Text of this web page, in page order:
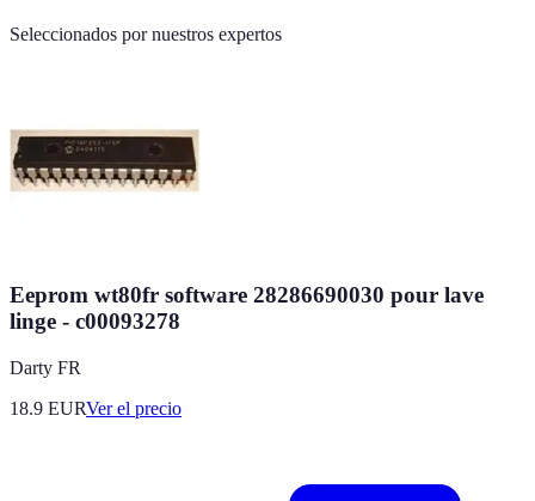
Seleccionados por nuestros expertos
Eeprom wt80fr software 28286690030 pour lave
linge - c00093278
Darty FR
18.9 EURVer el precio